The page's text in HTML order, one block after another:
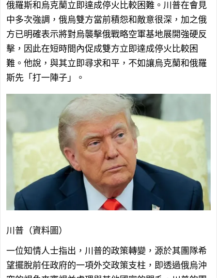
俄羅斯和烏克蘭立即達成停火比較困難。川普在會見
中多次強調，俄烏雙方當前積怨和敵意很深，加之俄
方已明確表示將對烏襲擊俄戰略空軍基地展開強硬反
擊，因此在短時間內促成雙方立即達成停火比較困
難。他說，與其立即尋求和平，不如讓烏克蘭和俄羅
斯先「打一陣子」。
川普（資料圖）
一位知情人士指出，川普的政策轉變，源於其團隊希
望擺脫前任政府的一項外交政策支柱，即透過俄烏沖